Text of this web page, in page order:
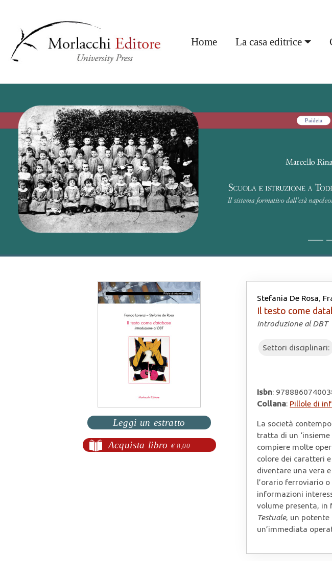
Home(current)La casa editrice
Previous
Leggi un estratto
Acquista libro € 8,00
Stefania De Rosa,
Il testo come
Introduzione al DBT
Settori disciplinari:
Isbn:
Collana: Pillole di
La società
tratta di un
compiere molte
colore dei caratteri
diventare una vera
l’orario ferroviario
informazioni
volume presenta, in
Testuale, un potente
un’immediata